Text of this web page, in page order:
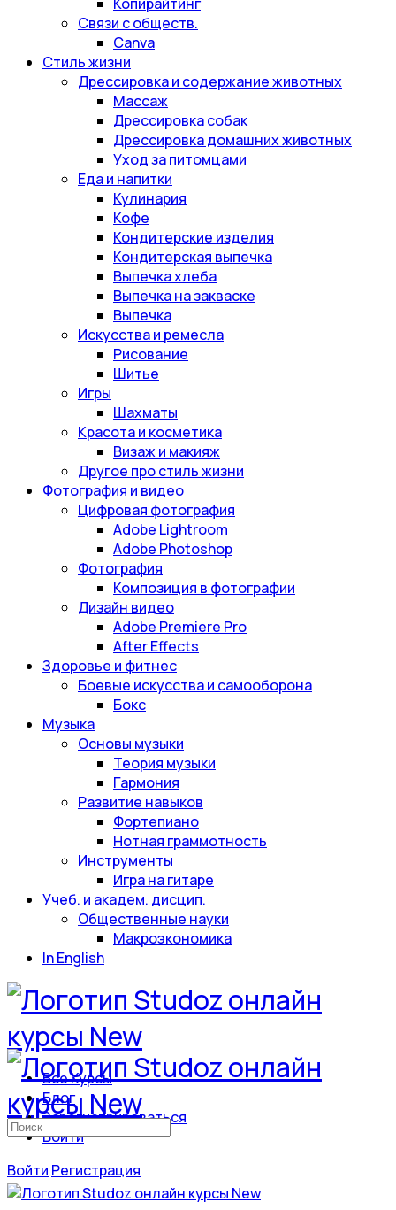
Связи с обществ.
Canva
Стиль жизни
Дрессировка и содержание животных
Массаж
Дрессировка собак
Дрессировка домашних животных
Уход за питомцами
Еда и напитки
Кулинария
Кофе
Кондитерские изделия
Кондитерская выпечка
Выпечка хлеба
Выпечка на закваске
Выпечка
Искусства и ремесла
Рисование
Шитье
Игры
Шахматы
Красота и косметика
Визаж и макияж
Другое про стиль жизни
Фотография и видео
Цифровая фотография
Adobe Lightroom
Adobe Photoshop
Фотография
Композиция в фотографии
Дизайн видео
Adobe Premiere Pro
After Effects
Здоровье и фитнес
Боевые искусства и самооборона
Бокс
Музыка
Основы музыки
Теория музыки
Гармония
Развитие навыков
Фортепиано
Нотная граммотность
Инструменты
Игра на гитаре
Учеб. и академ. дисцип.
Общественные науки
Макроэкономика
In English
Все Курсы
Блог
Зарегистрироваться
Войти
Войти Регистрация
Искать: